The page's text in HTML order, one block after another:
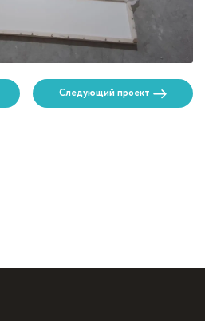
Следующий проект